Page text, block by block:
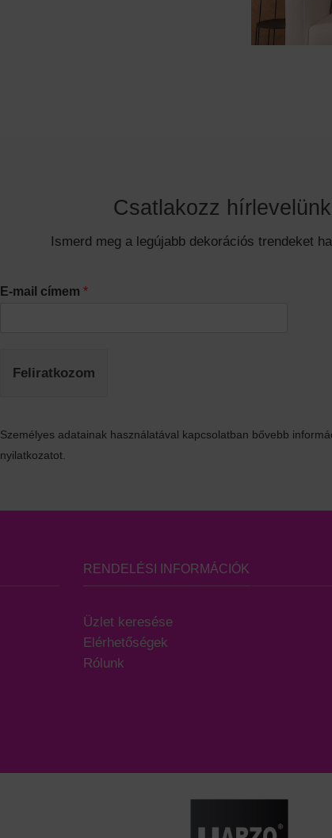
Csatlakozz
Ismerd meg a legújabb dekorációs trendeket
E-mail címem *
Feliratkozom
Személyes adatainak használatával kapcsolatban bővebb
nyilatkozatot.
RENDELÉSI INFORMÁCIÓK
Üzlet keresése
Elérhetőségek
Rólunk